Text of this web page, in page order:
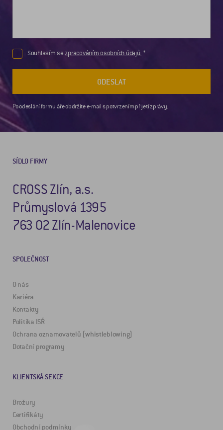
Souhlasím sezpracováním osobních údajů.
ODESLAT
Po odeslání formuláře obdržíte e-mail s potvrzením přijetí zprávy.
SÍDLO FIRMY
CROSS Zlín, a.s.
Průmyslová 1395
763 02 Zlín-Malenovice
SPOLEČNOST
O nás
Kariéra
Kontakty
Politika ISŘ
Ochrana oznamovatelů (whistleblowing)
Dotační programy
KLIENTSKÁ SEKCE
Brožury
Certifikáty
Obchodní podmínky